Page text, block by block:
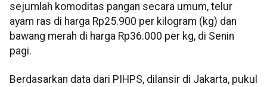
sejumlah komoditas pangan secara umum, telur
ayam ras di harga Rp25.900 per kilogram (kg) dan
bawang merah di harga Rp36.000 per kg, di Senin
pagi.
Berdasarkan data dari PIHPS, dilansir di Jakarta, pukul